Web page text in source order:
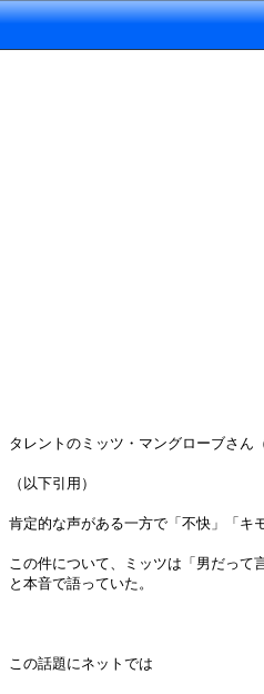
タレントのミッツ・マングローブさん
（以下引用）
肯定的な声がある一方で「不快」「キ
この件について、ミッツは「男だって
と本音で語っていた。
この話題にネットでは